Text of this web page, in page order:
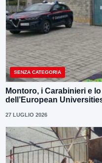
SENZA CATEGORIA
Montoro, i Carabinieri e
dell’European
27 LUGLIO 2026